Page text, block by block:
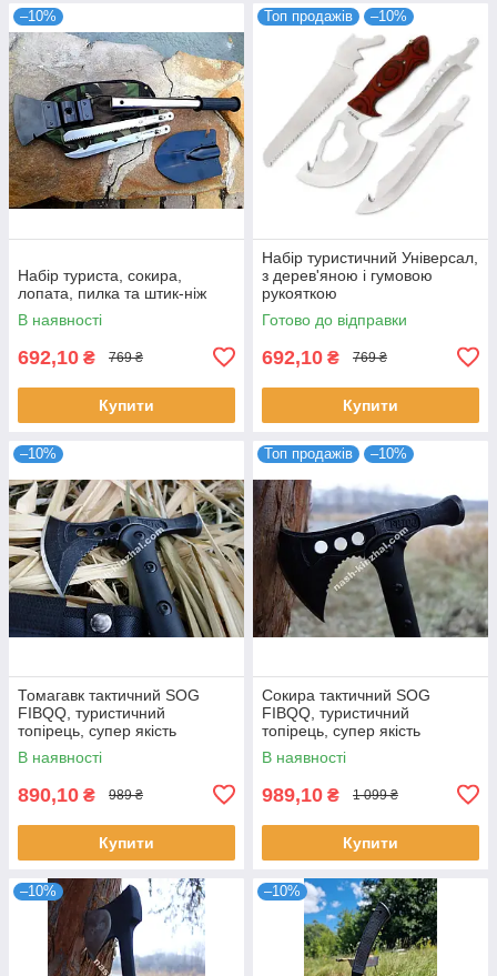
–10%
Набір туриста, сокира,
лопата, пилка та штик-ніж
В наявності
692,10 ₴ 769 ₴
Купити
Топ продажів –10%
Набір туристичний Універсал,
з дерев'яною і гумовою
рукояткою
Готово до відправки
692,10 ₴ 769 ₴
Купити
–10%
Томагавк тактичний SOG
FIBQQ, туристичний
топірець, супер якість
В наявності
890,10 ₴ 989 ₴
Купити
Топ продажів –10%
Сокира тактичний SOG
FIBQQ, туристичний
топірець, супер якість
В наявності
989,10 ₴ 1 099 ₴
Купити
–10% –10%